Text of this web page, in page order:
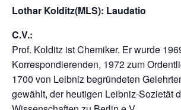
Lothar Kolditz(MLS): Laudatio
C.V.:
Prof. Kolditz ist Chemiker. Er wurde
Korrespondierenden, 1972 zum
1700 von Leibniz begründeten
gewählt, der heutigen Leibniz-Sozietät